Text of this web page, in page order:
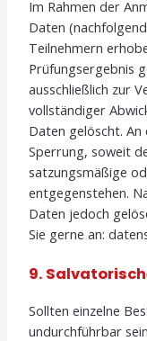
Im Rahmen der
Daten
Teilnehmern
Prüfungsergebnis
ausschließlich zur
vollständiger
Daten gelöscht.
Sperrung, soweit
satzungsmäßige
entgegenstehen.
Daten jedoch
Sie gerne an:
9.
Sollten einzelne
undurchführbar